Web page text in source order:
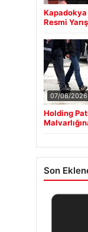
Kapadokya
Resmi
07/08/2026
Holding
Son